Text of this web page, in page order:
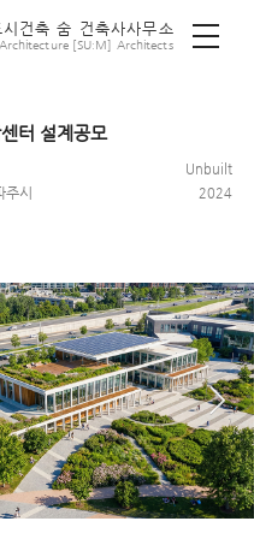
건축 숨 건축사사무소
[SUːM] Architects
터 설계공모
Unbuilt
시 2024